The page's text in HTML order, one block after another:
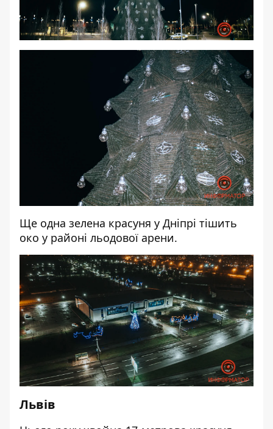
Ще одна зелена красуня у Дніпрі тішить
око у районі льодової арени.
Львів